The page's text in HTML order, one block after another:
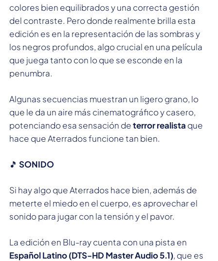
colores bien equilibrados y una correcta gestión
del contraste. Pero donde realmente brilla esta
edición es en la representación de las sombras y
los negros profundos, algo crucial en una película
que juega tanto con lo que se esconde en la
penumbra.
Algunas secuencias muestran un ligero grano, lo
que le da un aire más cinematográfico y casero,
potenciando esa sensación deterror realista que
hace que Aterrados funcione tan bien.
🎵 SONIDO
Si hay algo que Aterrados hace bien, además de
meterte el miedo en el cuerpo, es aprovechar el
sonido para jugar con la tensión y el pavor.
La edición en Blu-ray cuenta con una pista en
Español Latino (DTS-HD Master Audio 5.1), que es